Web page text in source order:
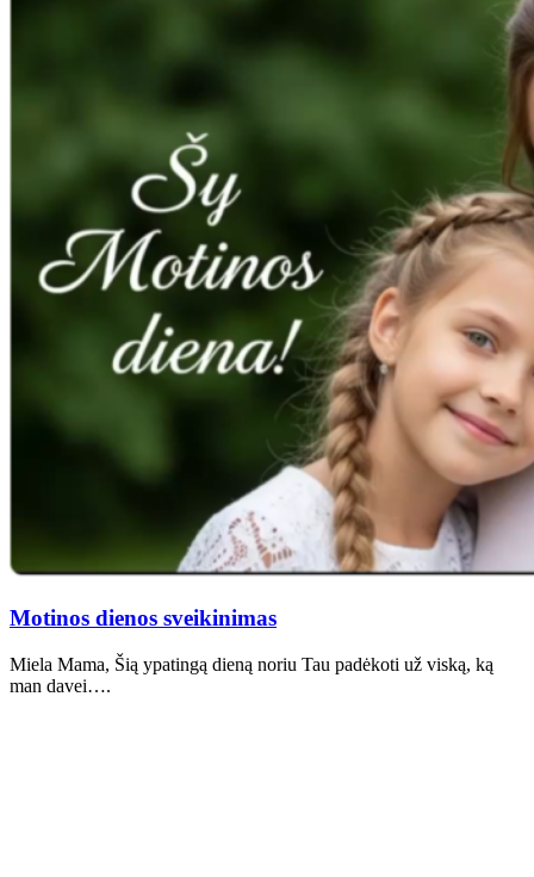
Motinos dienos sveikinimas
Miela Mama, Šią ypatingą dieną noriu Tau padėkoti už viską, ką
man davei….